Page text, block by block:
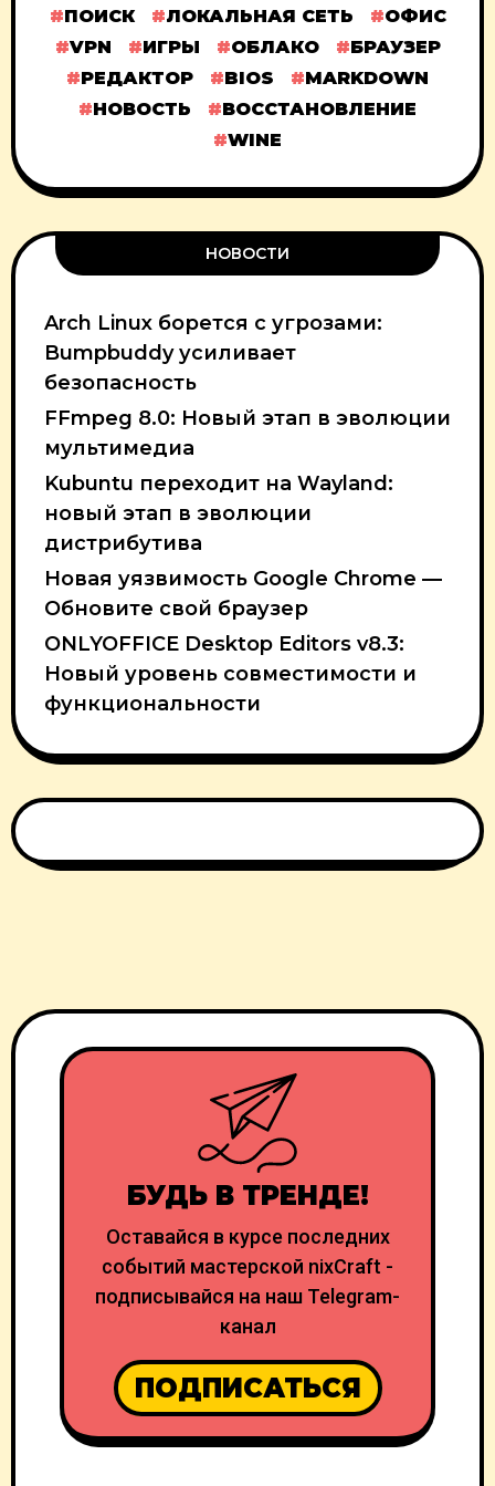
ПОИСК
ЛОКАЛЬНАЯ СЕТЬ
ОФИС
VPN
ИГРЫ ОБЛАКО
БРАУЗЕР
РЕДАКТОР
BIOS
MARKDOWN
НОВОСТЬ
ВОССТАНОВЛЕНИЕ
WINE
НОВОСТИ
Arch Linux борется с угрозами:
Bumpbuddy усиливает
безопасность
FFmpeg 8.0: Новый этап в эволюции
мультимедиа
Kubuntu переходит на Wayland:
новый этап в эволюции
дистрибутива
Новая уязвимость Google Chrome —
Обновите свой браузер
ONLYOFFICE Desktop Editors v8.3:
Новый уровень совместимости и
функциональности
БУДЬ В ТРЕНДЕ!
Оставайся в курсе последних
событий мастерской nixCraft -
подписывайся на наш Telegram-
канал
ПОДПИСАТЬСЯ